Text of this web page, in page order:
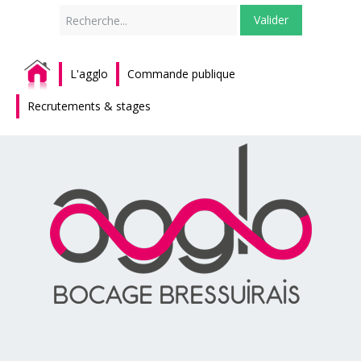
Valider
L'agglo Commande publique
Recrutements & stages